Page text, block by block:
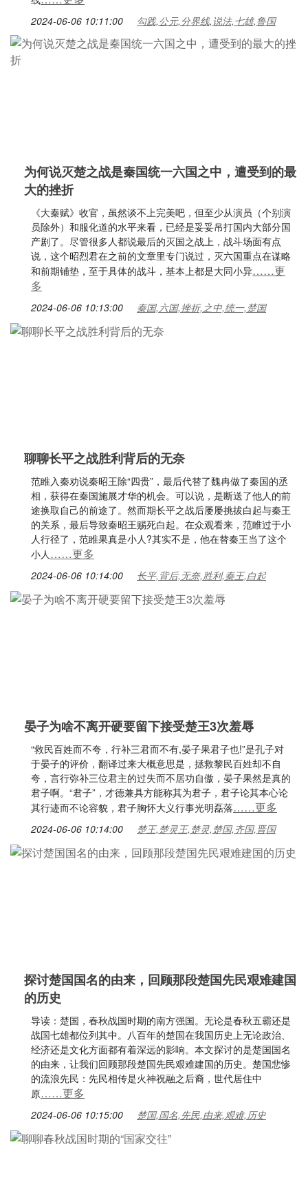
2024-06-06 10:11:00 勾践,公元,分界线,说法,七雄,鲁国
为何说灭楚之战是秦国统一六国之中，遭受到的最
大的挫折
《大秦赋》收官，虽然谈不上完美吧，但至少从演员（个别演
员除外）和服化道的水平来看，已经是妥妥吊打国内大部分国
产剧了。尽管很多人都说最后的灭国之战上，战斗场面有点
说，这个昭烈君在之前的文章里专门说过，灭六国重点在谋略
和前期铺垫，至于具体的战斗，基本上都是大同小异……更
多
2024-06-06 10:13:00 秦国,六国,挫折,之中,统一,楚国
聊聊长平之战胜利背后的无奈
范睢入秦劝说秦昭王除“四贵”，最后代替了魏冉做了秦国的丞
相，获得在秦国施展才华的机会。可以说，是断送了他人的前
途换取自己的前途了。然而期长平之战后屡屡挑拔白起与秦王
的关系，最后导致秦昭王赐死白起。在众观看来，范睢过于小
人行径了，范睢果真是小人?其实不是，他在替秦王当了这个
小人……更多
2024-06-06 10:14:00 长平,背后,无奈,胜利,秦王,白起
晏子为啥不离开硬要留下接受楚王3次羞辱
“救民百姓而不夸，行补三君而不有,晏子果君子也!”是孔子对
于晏子的评价，翻译过来大概意思是，拯救黎民百姓却不自
夸，言行弥补三位君主的过失而不居功自傲，晏子果然是真的
君子啊。“君子”，才德兼具方能称其为君子，君子论其本心论
其行迹而不论容貌，君子胸怀大义行事光明磊落……更多
2024-06-06 10:14:00 楚王,楚灵王,楚灵,楚国,齐国,晋国
探讨楚国国名的由来，回顾那段楚国先民艰难建国
的历史
导读：楚国，春秋战国时期的南方强国。无论是春秋五霸还是
战国七雄都位列其中。八百年的楚国在我国历史上无论政治、
经济还是文化方面都有着深远的影响。本文探讨的是楚国国名
的由来，让我们回顾那段楚国先民艰难建国的历史。楚国悲惨
的流浪先民：先民相传是火神祝融之后裔，世代居住中
原……更多
2024-06-06 10:15:00 楚国,国名,先民,由来,艰难,历史